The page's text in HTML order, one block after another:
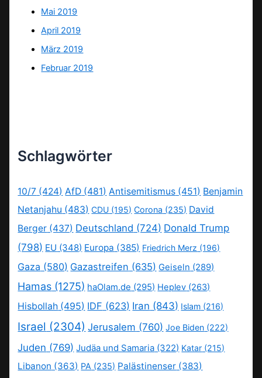
Mai 2019
April 2019
März 2019
Februar 2019
Schlagwörter
10/7 (424) AfD (481) Antisemitismus (451) Benjamin
Netanjahu (483) CDU (195) Corona (235) David
Berger (437) Deutschland (724) Donald Trump
(798) EU (348) Europa (385) Friedrich Merz (196)
Gaza (580) Gazastreifen (635) Geiseln (289)
Hamas (1275) haOlam.de (295) Heplev (263)
Hisbollah (495) IDF (623) Iran (843) Islam (216)
Israel (2304) Jerusalem (760) Joe Biden (222)
Juden (769) Judäa und Samaria (322) Katar (215)
Libanon (363) PA (235) Palästinenser (383)